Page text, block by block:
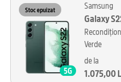
Stoc epuizat Samsung
Galaxy
Verde
de la
1.075,00